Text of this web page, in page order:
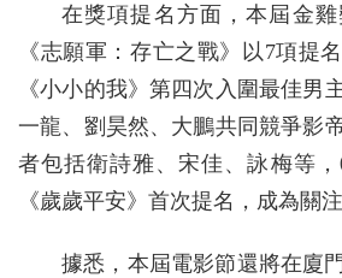
在獎項提名方面，本屆金雞
《志願軍：存亡之戰》以7項提
《小小的我》第四次入圍最佳男
一龍、劉昊然、大鵬共同競爭影
者包括衛詩雅、宋佳、詠梅等
《歲歲平安》首次提名，成為關注
據悉，本屆電影節還將在廈